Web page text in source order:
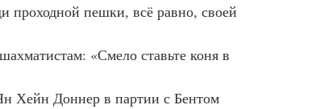
проходной пешки, всё равно, своей